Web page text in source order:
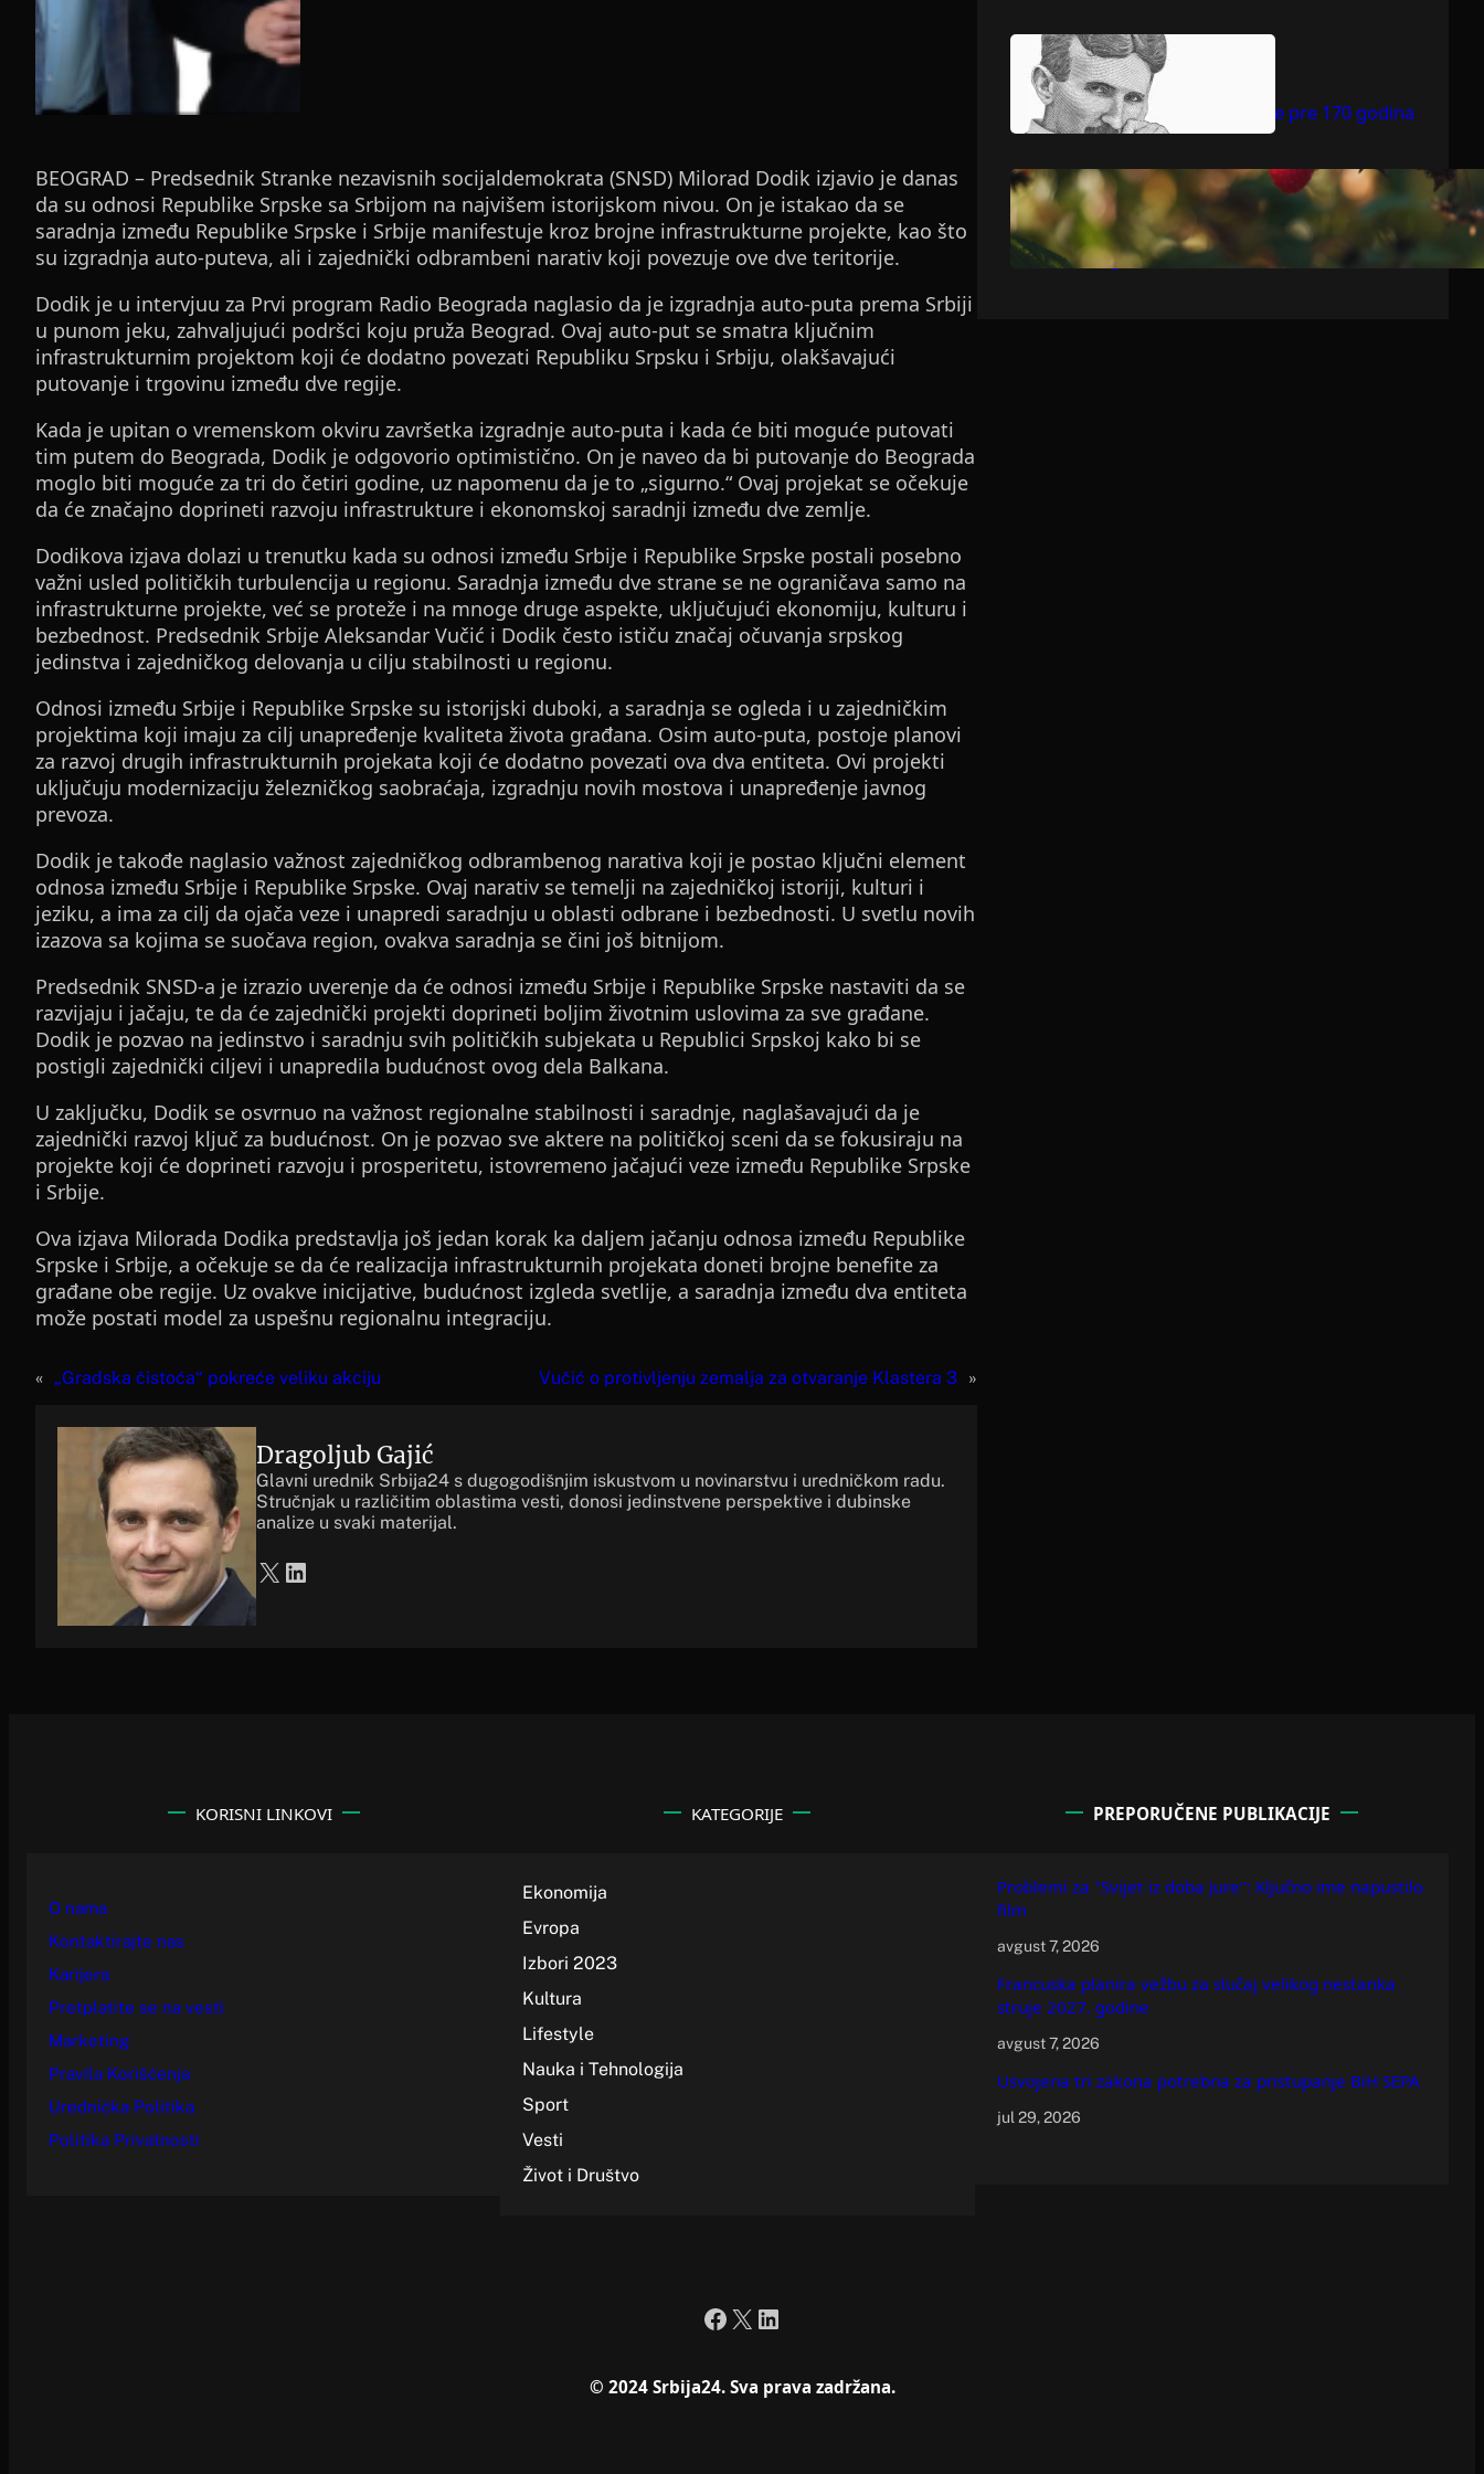
BEOGRAD – Predsednik Stranke nezavisnih socijaldemokrata (SNSD) Milorad Dodik izjavio je danas
da su odnosi Republike Srpske sa Srbijom na najvišem istorijskom nivou. On je istakao da se
saradnja između Republike Srpske i Srbije manifestuje kroz brojne infrastrukturne projekte, kao što
su izgradnja auto-puteva, ali i zajednički odbrambeni narativ koji povezuje ove dve teritorije.
Dodik je u intervjuu za Prvi program Radio Beograda naglasio da je izgradnja auto-puta prema Srbiji
u punom jeku, zahvaljujući podršci koju pruža Beograd. Ovaj auto-put se smatra ključnim
infrastrukturnim projektom koji će dodatno povezati Republiku Srpsku i Srbiju, olakšavajući
putovanje i trgovinu između dve regije.
Kada je upitan o vremenskom okviru završetka izgradnje auto-puta i kada će biti moguće putovati
tim putem do Beograda, Dodik je odgovorio optimistično. On je naveo da bi putovanje do Beograda
moglo biti moguće za tri do četiri godine, uz napomenu da je to „sigurno.“ Ovaj projekat se očekuje
da će značajno doprineti razvoju infrastrukture i ekonomskoj saradnji između dve zemlje.
Dodikova izjava dolazi u trenutku kada su odnosi između Srbije i Republike Srpske postali posebno
važni usled političkih turbulencija u regionu. Saradnja između dve strane se ne ograničava samo na
infrastrukturne projekte, već se proteže i na mnoge druge aspekte, uključujući ekonomiju, kulturu i
bezbednost. Predsednik Srbije Aleksandar Vučić i Dodik često ističu značaj očuvanja srpskog
jedinstva i zajedničkog delovanja u cilju stabilnosti u regionu.
Odnosi između Srbije i Republike Srpske su istorijski duboki, a saradnja se ogleda i u zajedničkim
projektima koji imaju za cilj unapređenje kvaliteta života građana. Osim auto-puta, postoje planovi
za razvoj drugih infrastrukturnih projekata koji će dodatno povezati ova dva entiteta. Ovi projekti
uključuju modernizaciju železničkog saobraćaja, izgradnju novih mostova i unapređenje javnog
prevoza.
Dodik je takođe naglasio važnost zajedničkog odbrambenog narativa koji je postao ključni element
odnosa između Srbije i Republike Srpske. Ovaj narativ se temelji na zajedničkoj istoriji, kulturi i
jeziku, a ima za cilj da ojača veze i unapredi saradnju u oblasti odbrane i bezbednosti. U svetlu novih
izazova sa kojima se suočava region, ovakva saradnja se čini još bitnijom.
Predsednik SNSD-a je izrazio uverenje da će odnosi između Srbije i Republike Srpske nastaviti da se
razvijaju i jačaju, te da će zajednički projekti doprineti boljim životnim uslovima za sve građane.
Dodik je pozvao na jedinstvo i saradnju svih političkih subjekata u Republici Srpskoj kako bi se
postigli zajednički ciljevi i unapredila budućnost ovog dela Balkana.
U zaključku, Dodik se osvrnuo na važnost regionalne stabilnosti i saradnje, naglašavajući da je
zajednički razvoj ključ za budućnost. On je pozvao sve aktere na političkoj sceni da se fokusiraju na
projekte koji će doprineti razvoju i prosperitetu, istovremeno jačajući veze između Republike Srpske
i Srbije.
Ova izjava Milorada Dodika predstavlja još jedan korak ka daljem jačanju odnosa između Republike
Srpske i Srbije, a očekuje se da će realizacija infrastrukturnih projekata doneti brojne benefite za
građane obe regije. Uz ovakve inicijative, budućnost izgleda svetlije, a saradnja između dva entiteta
može postati model za uspešnu regionalnu integraciju.
« „Gradska čistoća“ pokreće veliku akciju Vučić o protivljenju zemalja za otvaranje Klastera 3 »
Dragoljub Gajić
Glavni urednik Srbija24 s dugogodišnjim iskustvom u novinarstvu i uredničkom radu.
Stručnjak u različitim oblastima vesti, donosi jedinstvene perspektive i dubinske
analize u svaki materijal.
X LinkedIn
jul 9, 2026
Nikola Tesla rođen je pre 170 godina
jul 9, 2026 Dragoljub Gajić
Srbija očekuje rekordnu voćarsku
godinu
KORISNI LINKOVI
O nama
Kontaktirajte nas
Karijera
Pretplatite se na vesti
Marketing
Pravila Korišćenja
Urednička Politika
Politika Privatnosti
KATEGORIJE
Ekonomija
Evropa
Izbori 2023
Kultura
Lifestyle
Nauka i Tehnologija
Sport
Vesti
Život i Društvo
PREPORUČENE PUBLIKACIJE
Problemi za "Svijet iz doba Jure": Ključno ime napustilo
film
avgust 7, 2026
Francuska planira vežbu za slučaj velikog nestanka
struje 2027. godine
avgust 7, 2026
Usvojena tri zakona potrebna za pristupanje BiH SEPA
jul 29, 2026
Facebook
X LinkedIn
© 2024 Srbija24. Sva prava zadržana.